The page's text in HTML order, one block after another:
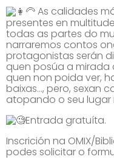
As calidades
presentes en
todas as partes do
narraremos contos
protagonistas serán
quen posúa a
quen non poida ver,
baixas…, pero, sexan
atopando o seu lugar
Entrada gratuíta.
Inscrición na OMIX/
podes solicitar o